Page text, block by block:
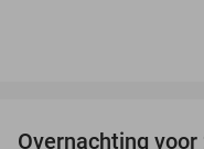
Overnachting